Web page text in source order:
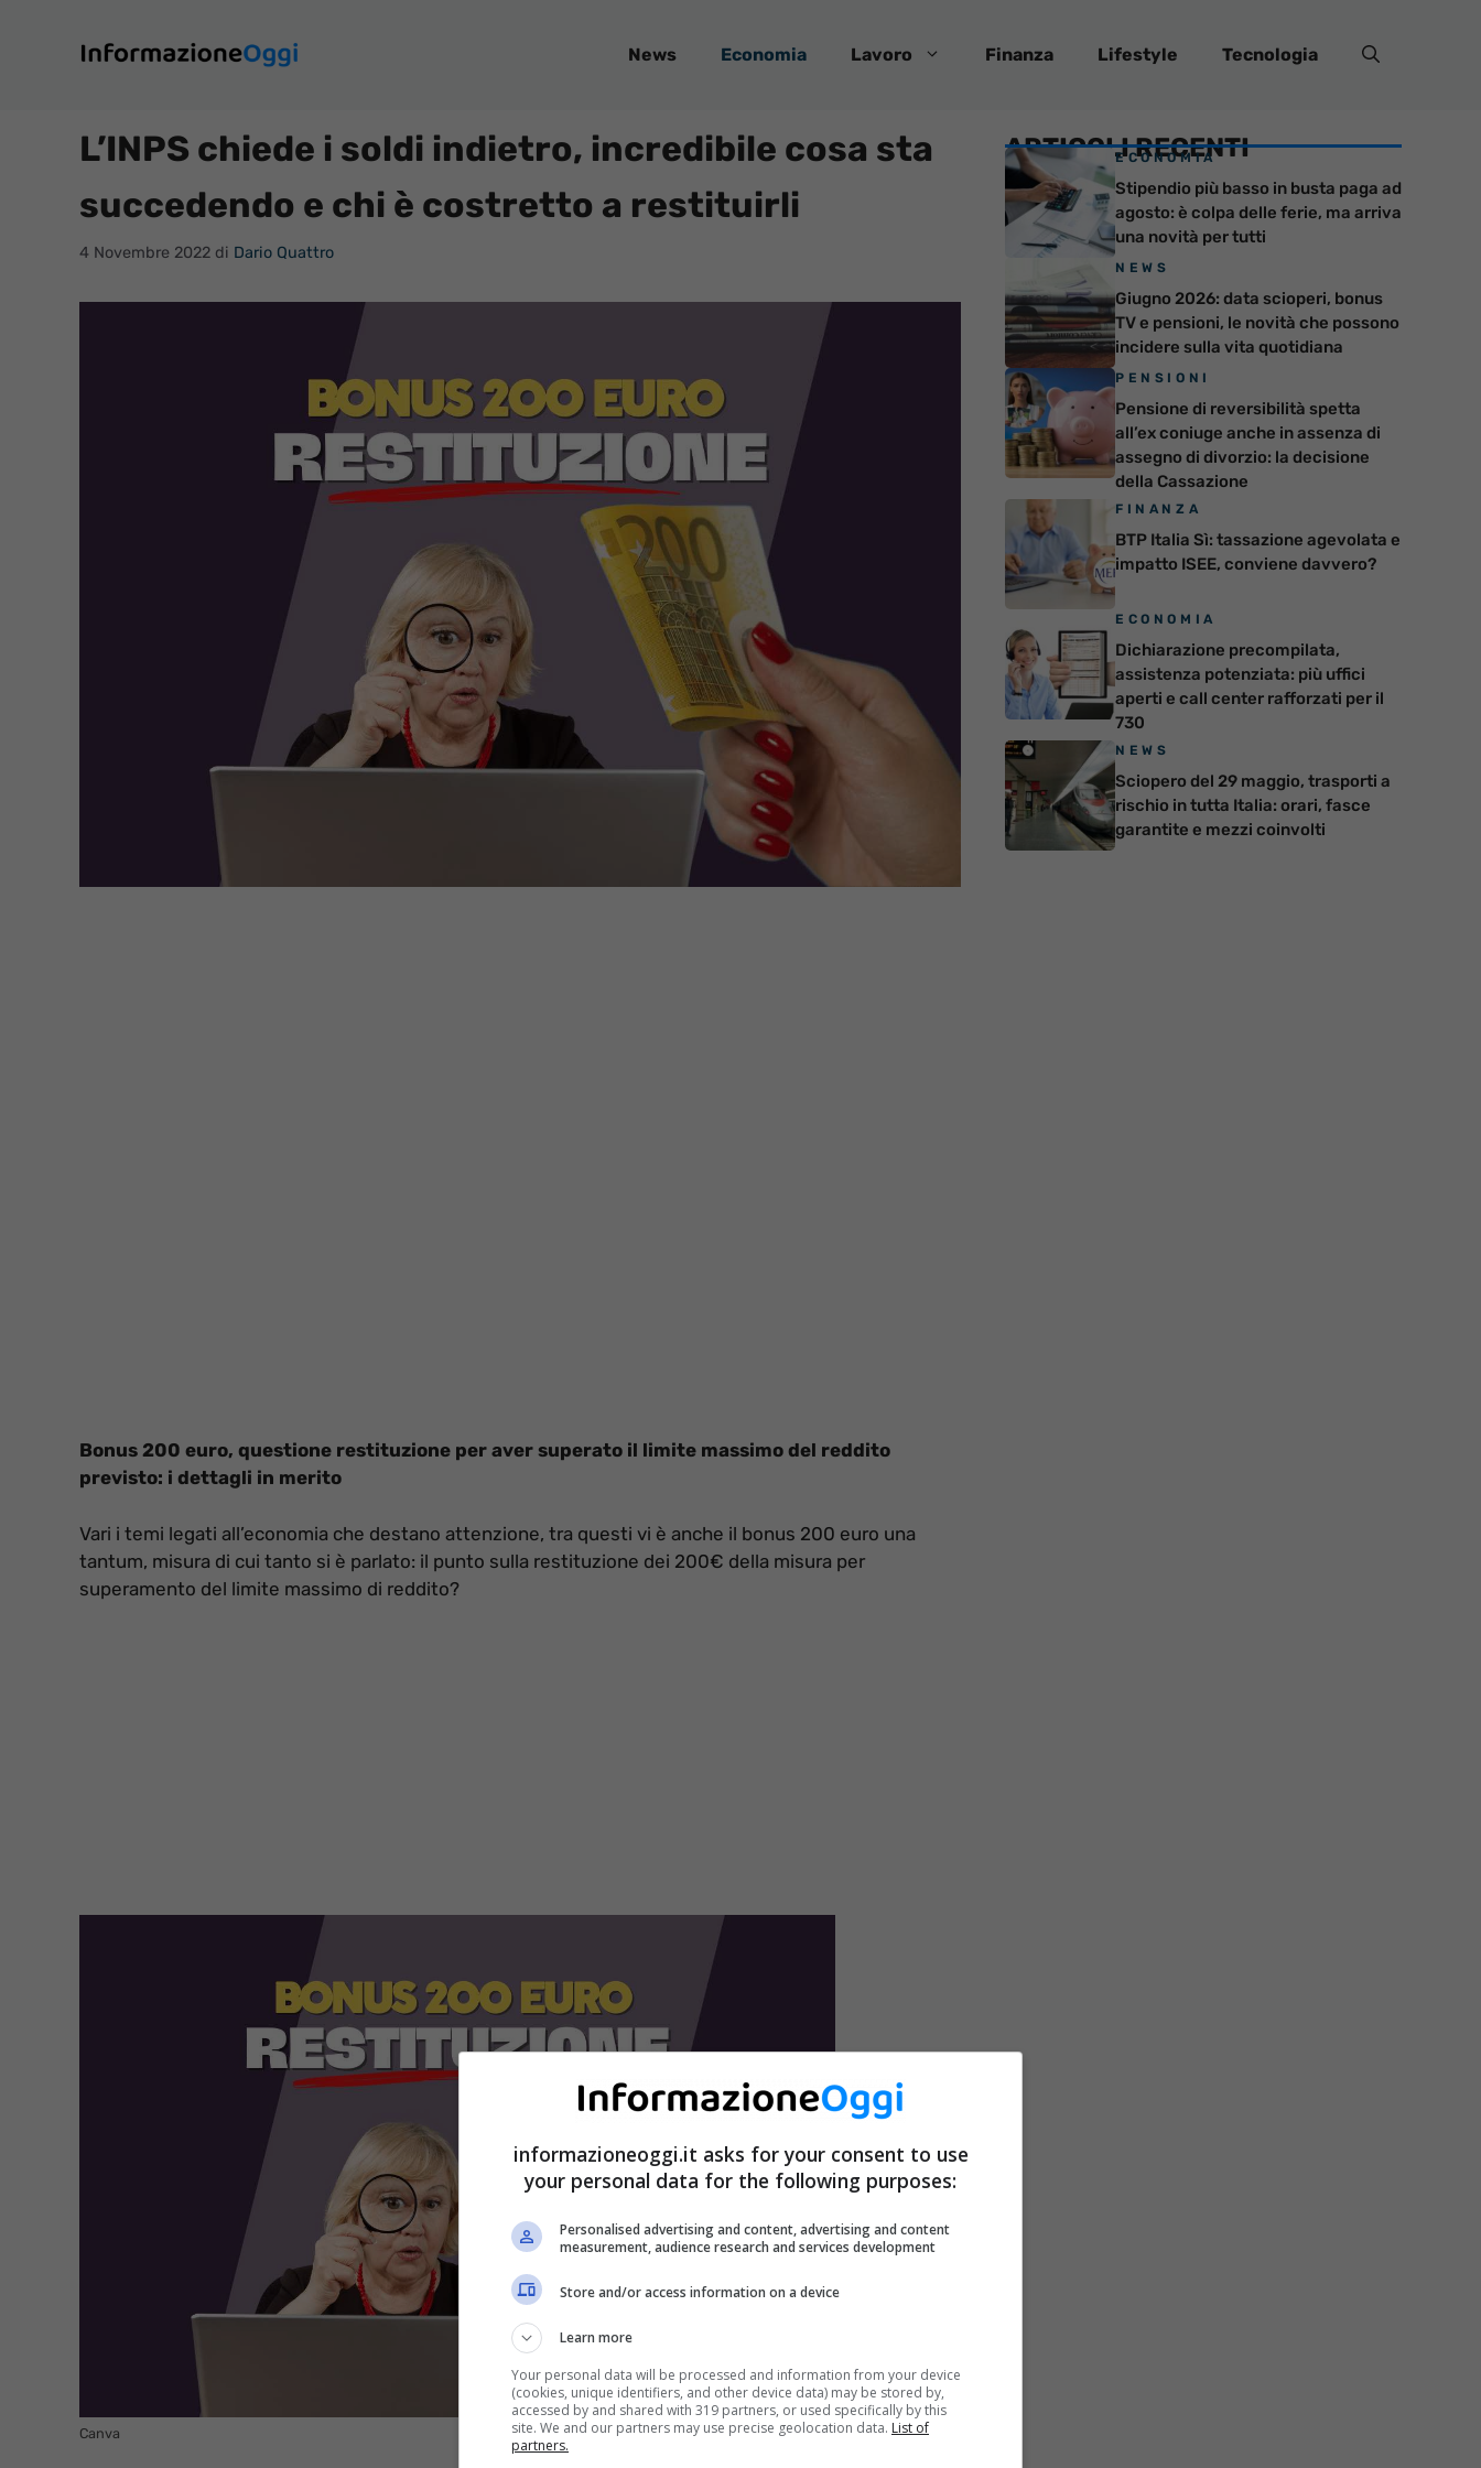
contenuto
News Economia Lavoro Finanza Lifestyle Tecnologia
L’INPS chiede i soldi indietro, incredibile cosa sta
succedendo e chi è costretto a restituirli
4 Novembre 2022 di Dario Quattro
Bonus 200 euro, questione restituzione per aver superato il limite massimo del reddito
previsto: i dettagli in merito
Vari i temi legati all’economia che destano attenzione, tra questi vi è anche il bonus 200 euro una
tantum, misura di cui tanto si è parlato: il punto sulla restituzione dei 200€ della misura per
superamento del limite massimo di reddito?
Canva
ARTICOLI RECENTI
ECONOMIA
Stipendio più basso in busta paga ad
agosto: è colpa delle ferie, ma arriva
una novità per tutti
NEWS
Giugno 2026: data scioperi, bonus
TV e pensioni, le novità che possono
incidere sulla vita quotidiana
PENSIONI
Pensione di reversibilità spetta
all’ex coniuge anche in assenza di
assegno di divorzio: la decisione
della Cassazione
FINANZA
BTP Italia Sì: tassazione agevolata e
impatto ISEE, conviene davvero?
ECONOMIA
Dichiarazione precompilata,
assistenza potenziata: più uffici
aperti e call center rafforzati per il
730
NEWS
Sciopero del 29 maggio, trasporti a
rischio in tutta Italia: orari, fasce
garantite e mezzi coinvolti
informazioneoggi.it asks for your consent to use
your personal data for the following purposes:
Personalised advertising and content, advertising and content
measurement, audience research and services development
Store and/or access information on a device
Learn more
Your personal data will be processed and information from your device
(cookies, unique identifiers, and other device data) may be stored by,
accessed by and shared with 319 partners, or used specifically by this
site. We and our partners may use precise geolocation data. List of
partners.